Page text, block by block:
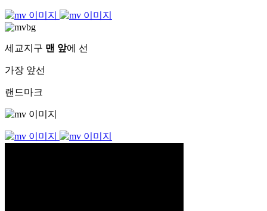
세교지구 맨 앞에 선
가장 앞선
랜드마크